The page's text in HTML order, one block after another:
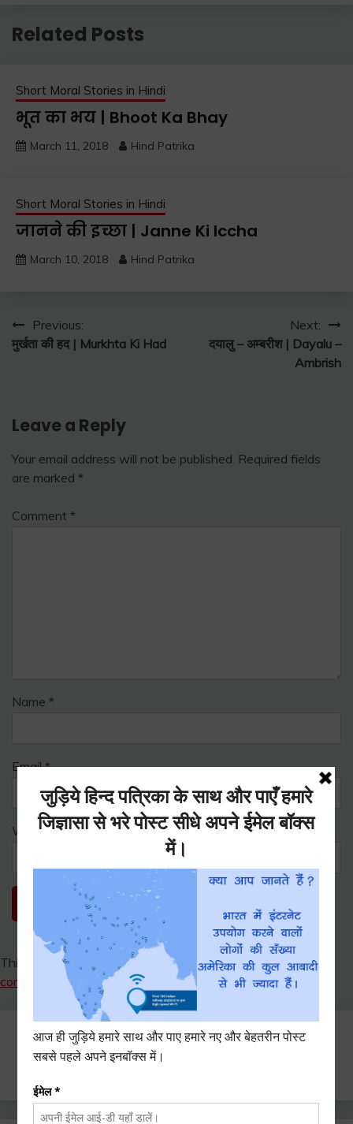
Related Posts
Short Moral Stories in Hindi
भूत का भय | Bhoot Ka Bhay
March 11, 2018 Hind Patrika
Short Moral Stories in Hindi
जानने की इच्छा | Janne Ki Iccha
March 10, 2018 Hind Patrika
Post
navigation
Previous:
मुर्खता की हद | Murkhta Ki Had
Next:
दयालु – अम्बरीश | Dayalu –
Ambrish
Leave a Reply
Your email address will not be published. Required fields
are marked *
Comment *
Name *
Email*
Website
This site uses Akismet to reduce spam.Learn how your
comment data is processed.
Search
for: